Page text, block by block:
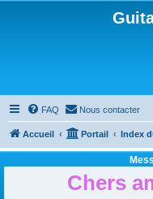
FAQ Nous contacter
Accueil Portail Index
Chers